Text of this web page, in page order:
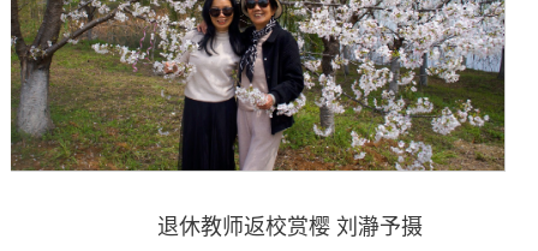
退休教师返校赏樱 刘瀞予摄